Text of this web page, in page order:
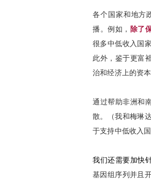
各个国家和地方
播。例如， 除了
很多中低收入国
此外，鉴于更富
治和经济上的资
通过帮助非洲和
散。（我和梅琳
于支持中低收入国
我们还需要加快
基因组序列并且